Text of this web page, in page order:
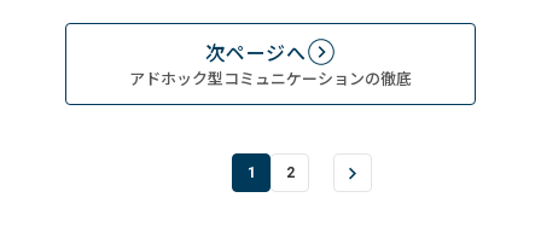
次ページへ
アドホック型コミュニケーションの徹底
1 2